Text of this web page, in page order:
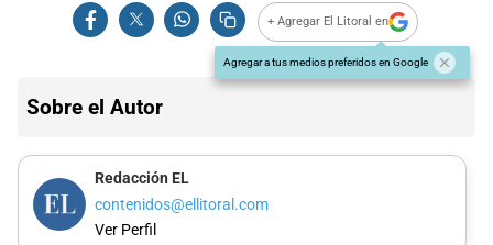
+ Agregar El Litoral en
Agregar a tus medios preferidos en Google
Sobre el Autor
Redacción EL
contenidos@ellitoral.com
Ver Perfil